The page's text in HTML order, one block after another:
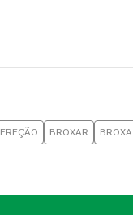
EREÇÃO BROXAR BROXA